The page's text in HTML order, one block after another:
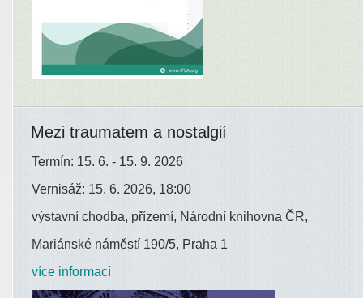
Mezi traumatem a nostalgií
Termín: 15. 6. - 15. 9. 2026
Vernisáž: 15. 6. 2026, 18:00
výstavní chodba, přízemí, Národní knihovna ČR,
Mariánské náměstí 190/5, Praha 1
více informací